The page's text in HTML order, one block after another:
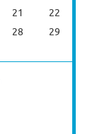
21
22
28
29